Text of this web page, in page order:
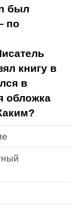
был
по
книгу в
в
обложка